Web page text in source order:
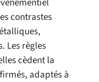
contrastes
Les règles
cèdent la
adaptés à